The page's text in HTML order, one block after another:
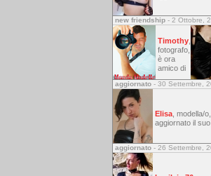
new friendship - 2 Ottobre,
Timothy
fotografo,
è ora
amico di
aggiornato - 30 Settembre,
Elisa , modella/
aggiornato il suo
aggiornato - 26 Settembre,